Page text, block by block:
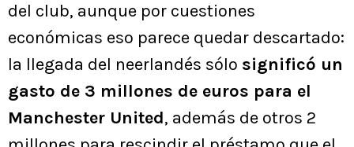
del club, aunque por cuestiones
económicas eso parece quedar descartado:
la llegada del neerlandés sólo significó un
gasto de 3 millones de euros para el
Manchester United, además de otros 2